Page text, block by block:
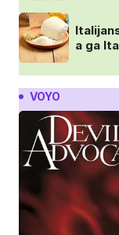
a ga
VOYO